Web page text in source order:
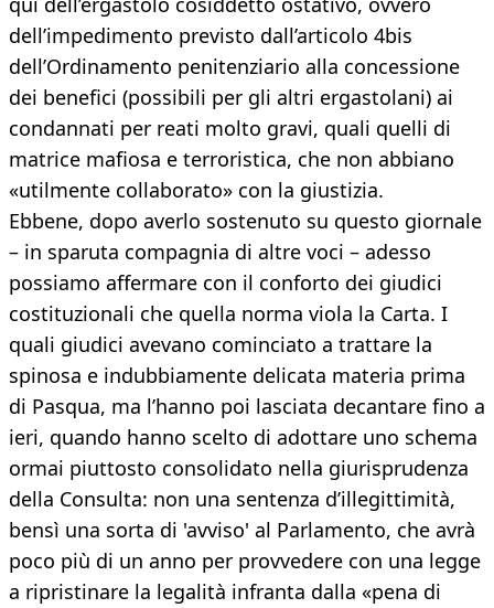
dell’impedimento previsto dall’articolo 4bis
dell’Ordinamento penitenziario alla concessione
dei benefici (possibili per gli altri ergastolani) ai
condannati per reati molto gravi, quali quelli di
matrice mafiosa e terroristica, che non abbiano
«utilmente collaborato» con la giustizia.
Ebbene, dopo averlo sostenuto su questo giornale
– in sparuta compagnia di altre voci – adesso
possiamo affermare con il conforto dei giudici
costituzionali che quella norma viola la Carta. I
quali giudici avevano cominciato a trattare la
spinosa e indubbiamente delicata materia prima
di Pasqua, ma l’hanno poi lasciata decantare fino a
ieri, quando hanno scelto di adottare uno schema
ormai piuttosto consolidato nella giurisprudenza
della Consulta: non una sentenza d’illegittimità,
bensì una sorta di 'avviso' al Parlamento, che avrà
poco più di un anno per provvedere con una legge
a ripristinare la legalità infranta dalla «pena di